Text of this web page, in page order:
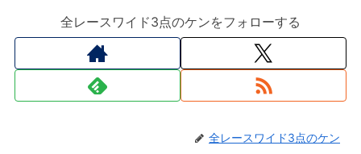
全レースワイド3点のケンをフォローする
全レースワイド3点のケン